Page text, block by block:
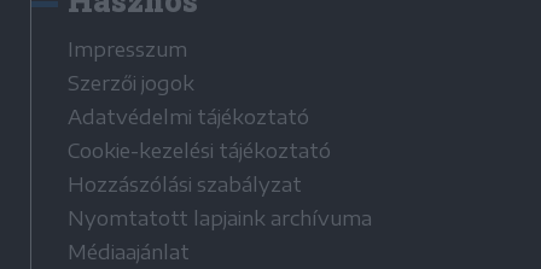
Impresszum
Szerzői jogok
Adatvédelmi tájékoztató
Cookie-kezelési tájékoztató
Hozzászólási szabályzat
Nyomtatott lapjaink archívuma
Médiaajánlat